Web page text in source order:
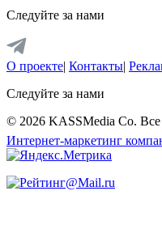
Следуйте за нами
О проекте| Контакты|
Следуйте за нами
© 2026 KASSMedia Co.
Интернет-маркетинг